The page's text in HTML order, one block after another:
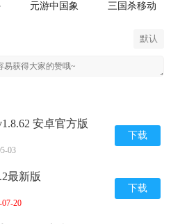
元游中国象
三国杀移动
默认
安卓官方版
03
下载
最新版
07-20
下载